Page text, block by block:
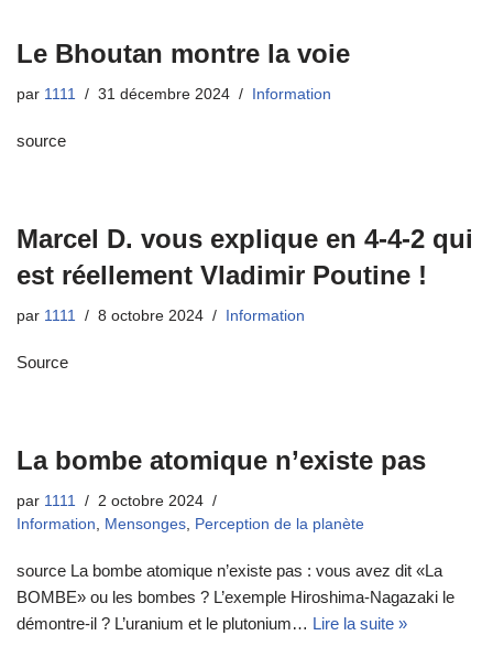
Le Bhoutan montre la voie
par 1111 31 décembre 2024 Information
source
Marcel D. vous explique en 4-4-2 qui
est réellement Vladimir Poutine !
par 1111 8 octobre 2024 Information
Source
La bombe atomique n’existe pas
par 1111
2 octobre 2024
Information, Mensonges, Perception de la planète
source La bombe atomique n’existe pas : vous avez dit «La
BOMBE» ou les bombes ? L’exemple Hiroshima-Nagazaki le
démontre-il ? L’uranium et le plutonium… Lire la suite »